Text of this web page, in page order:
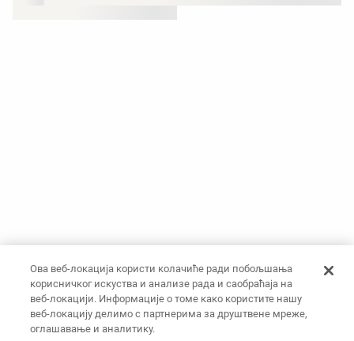
Ова веб-локација користи колачиће ради побољшања
корисничког искуства и анализе рада и саобраћаја на
веб-локацији. Информације о томе како користите нашу
веб-локацију делимо с партнерима за друштвене мреже,
оглашавање и аналитику.